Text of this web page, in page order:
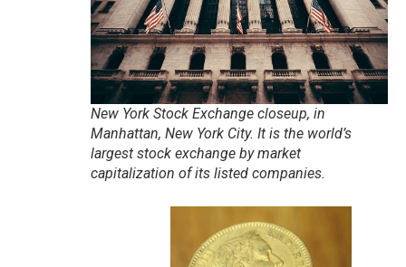
New York Stock Exchange closeup, in
Manhattan, New York City. It is the world’s
largest stock exchange by market
capitalization of its listed companies.